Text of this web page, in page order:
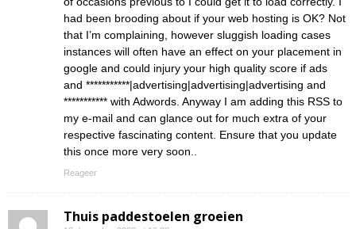
had been brooding about if your web hosting is OK? Not
that I’m complaining, however sluggish loading cases
instances will often have an effect on your placement in
google and could injury your high quality score if ads
and ***********|advertising|advertising|advertising and
*********** with Adwords. Anyway I am adding this RSS to
my e-mail and can glance out for much extra of your
respective fascinating content. Ensure that you update
this once more very soon..
Reageer
Thuis paddestoelen groeien